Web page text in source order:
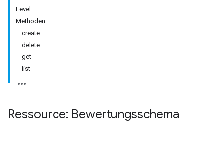
Level
Methoden
create
delete
get
list
Ressource: Bewertungsschema